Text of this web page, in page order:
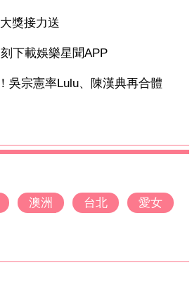
獎接力送
下載娛樂星聞APP
吳宗憲率Lulu、陳漢典再合體
澳洲 台北 愛女